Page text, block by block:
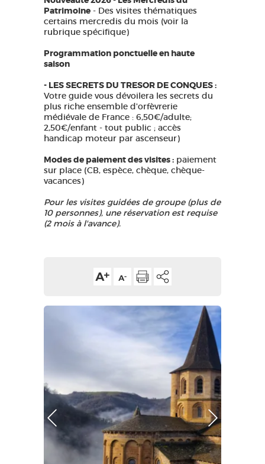
Patrimoine - Des visites thématiques
certains mercredis du mois (voir la
rubrique spécifique)
Programmation ponctuelle en haute
saison
- LES SECRETS DU TRESOR DE CONQUES :
Votre guide vous dévoilera les secrets du
plus riche ensemble d'orfèvrerie
médiévale de France : 6,50€/adulte;
2,50€/enfant - tout public ; accès
handicap moteur par ascenseur)
Modes de paiement des visites : paiement
sur place (CB, espèce, chèque, chèque-
vacances)
Pour les visites guidées de groupe (plus de
10 personnes), une réservation est requise
(2 mois à l'avance).